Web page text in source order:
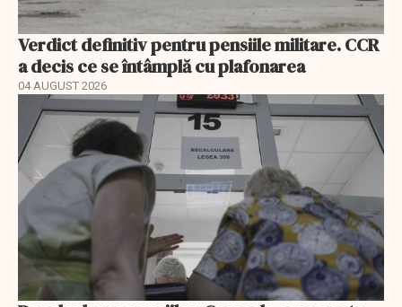
Verdict definitiv pentru pensiile militare. CCR
a decis ce se întâmplă cu plafonarea
04 AUGUST 2026